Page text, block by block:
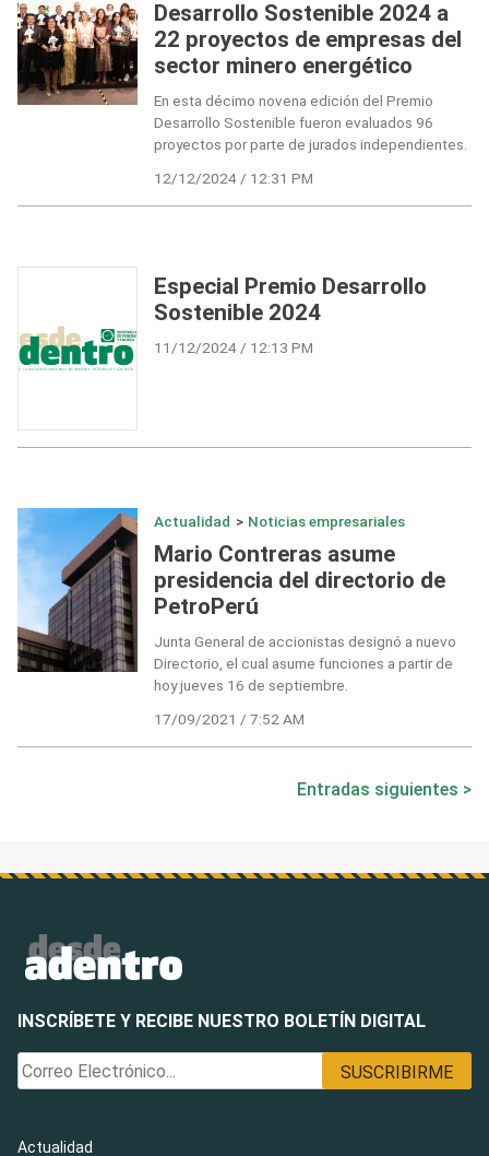
Desarrollo Sostenible 2024 a
22 proyectos de empresas del
sector minero energético
En esta décimo novena edición del Premio
Desarrollo Sostenible fueron evaluados 96
proyectos por parte de jurados independientes.
12/12/2024 / 12:31 PM
Especial Premio Desarrollo
Sostenible 2024
11/12/2024 / 12:13 PM
Actualidad > Noticias empresariales
Mario Contreras asume
presidencia del directorio de
PetroPerú
Junta General de accionistas designó a nuevo
Directorio, el cual asume funciones a partir de
hoy jueves 16 de septiembre.
17/09/2021 / 7:52 AM
Entradas siguientes
INSCRÍBETE Y RECIBE NUESTRO BOLETÍN DIGITAL
Actualidad